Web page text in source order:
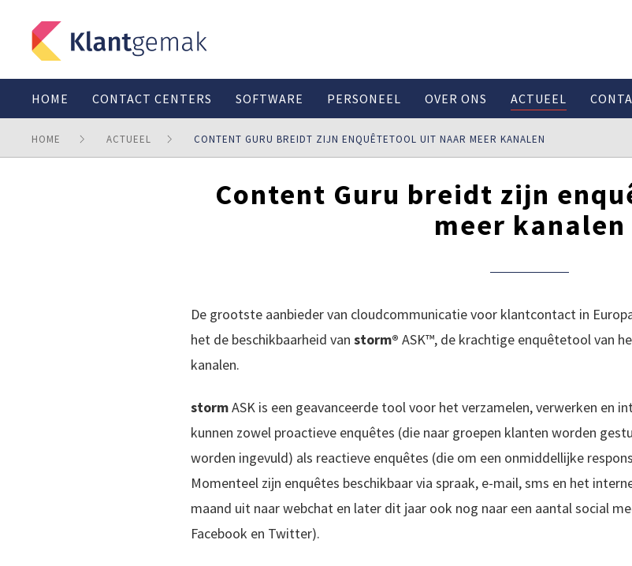
HOME CONTACT CENTERS SOFTWARE PERSONEEL OVER ONS ACTUEEL
HOME ACTUEEL CONTENT GURU BREIDT ZIJN ENQUÊTETOOL UIT NAAR MEER KANALEN
Content Guru breidt zijn
meer kanalen
De grootste aanbieder van cloudcommunicatie voor klantcontact in
het de beschikbaarheid van storm® ASK™, de krachtige enquêtetool van
kanalen.
stormASK is een geavanceerde tool voor het verzamelen, verwerken en
kunnen zowel proactieve enquêtes (die naar groepen klanten worden
worden ingevuld) als reactieve enquêtes (die om een onmiddellijke
Momenteel zijn enquêtes beschikbaar via spraak, e-mail, sms en het
maand uit naar webchat en later dit jaar ook nog naar een aantal social
Facebook en Twitter).